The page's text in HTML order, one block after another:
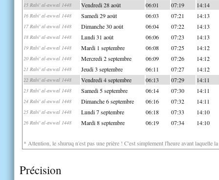
15 Rabi' al-awwal 1448 Vendredi 28 août 06:01 07:19 14:14
16 Rabi' al-awwal 1448 Samedi 29 août 06:03 07:21 14:13
17 Rabi' al-awwal 1448 Dimanche 30 août 06:04 07:22 14:13
18 Rabi' al-awwal 1448 Lundi 31 août 06:06 07:23 14:13
19 Rabi' al-awwal 1448 Mardi 1 septembre 06:08 07:25 14:12
20 Rabi' al-awwal 1448 Mercredi 2 septembre 06:09 07:26 14:12
21 Rabi' al-awwal 1448 Jeudi 3 septembre 06:11 07:27 14:12
22 Rabi' al-awwal 1448 Vendredi 4 septembre 06:13 07:29 14:11
23 Rabi' al-awwal 1448 Samedi 5 septembre 06:14 07:30 14:11
24 Rabi' al-awwal 1448 Dimanche 6 septembre 06:16 07:32 14:11
25 Rabi' al-awwal 1448 Lundi 7 septembre 06:18 07:33 14:10
26 Rabi' al-awwal 1448 Mardi 8 septembre 06:19 07:34 14:10
* Attention, le shuruq n'est pas une prière ! C'est simplement l'heure avant laquelle
Précision